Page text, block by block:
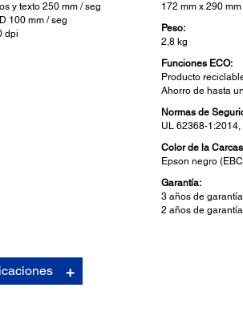
y texto 250 mm / seg
100 mm / seg
dpi
172 mm x 290
Peso:
2,8 kg
Funciones ECO:
Producto
Ahorro de hasta
Normas de
UL 62368-
Color de la
Epson negro
Garantía:
3 años de
2 años de